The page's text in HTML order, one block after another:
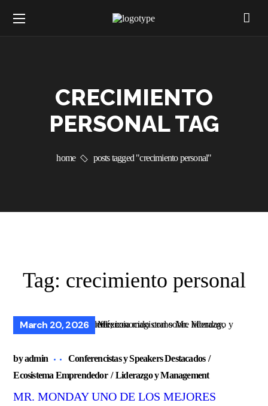
CRECIMIENTO
PERSONAL TAG
home posts tagged "crecimiento personal"
Tag: crecimiento personal
March 20, 2026
byadmin
Conferencistas y Speakers Destacados
Ecosistema Emprendedor
Liderazgo y Management
MR. MONDAY UNO DE LOS MEJORES